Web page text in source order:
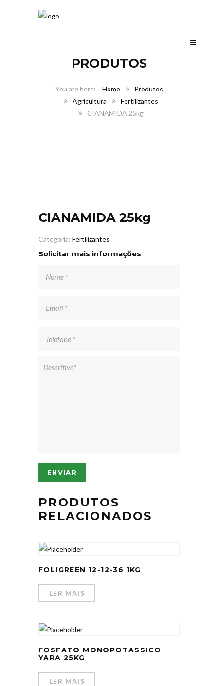
PRODUTOS
Home
Produtos
Agricultura
Fertilizantes
CIANAMIDA 25kg
CIANAMIDA 25kg
Categoria: Fertilizantes
Solicitar mais informações
PRODUTOS
RELACIONADOS
FOLIGREEN 12-12-36 1KG
LER MAIS
FOSFATO MONOPOTASSICO
YARA 25KG
LER MAIS